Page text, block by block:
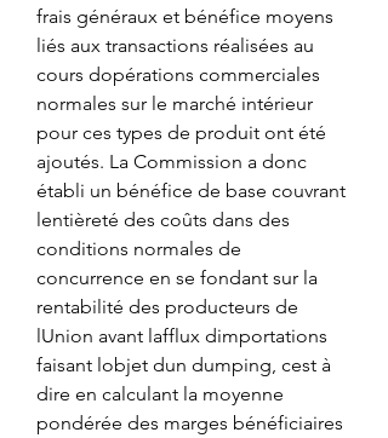
frais généraux et bénéfice moyens
liés aux transactions réalisées au
cours dopérations commerciales
normales sur le marché intérieur
pour ces types de produit ont été
ajoutés. La Commission a donc
établi un bénéfice de base couvrant
lentièreté des coûts dans des
conditions normales de
concurrence en se fondant sur la
rentabilité des producteurs de
lUnion avant lafflux dimportations
faisant lobjet dun dumping, cest à
dire en calculant la moyenne
pondérée des marges bénéficiaires